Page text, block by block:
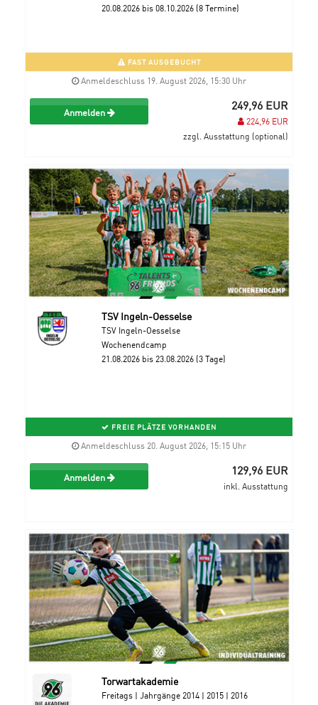
20.08.2026 bis 08.10.2026 (8 Termine)
FAST AUSGEBUCHT
Anmeldeschluss 19. August 2026, 15:30 Uhr
Anmelden 249,96 EUR
224,96 EUR
zzgl. Ausstattung (optional)
TSV Ingeln-Oesselse
TSV Ingeln-Oesselse
Wochenendcamp
21.08.2026 bis 23.08.2026 (3 Tage)
FREIE PLÄTZE VORHANDEN
Anmeldeschluss 20. August 2026, 15:15 Uhr
Anmelden 129,96 EUR
inkl. Ausstattung
Torwartakademie
Freitags | Jahrgänge 2014 | 2015 | 2016